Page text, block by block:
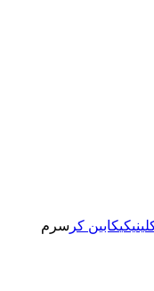
کابین کر سرم